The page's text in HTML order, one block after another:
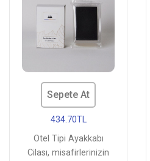
Sepete At
434.70TL
Otel Tipi Ayakkabı
Cilası, misafirlerinizin